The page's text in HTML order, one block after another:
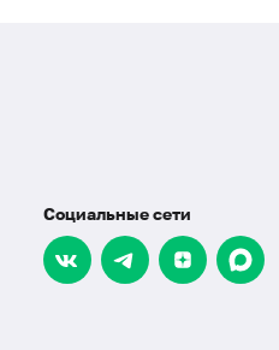
Социальные сети